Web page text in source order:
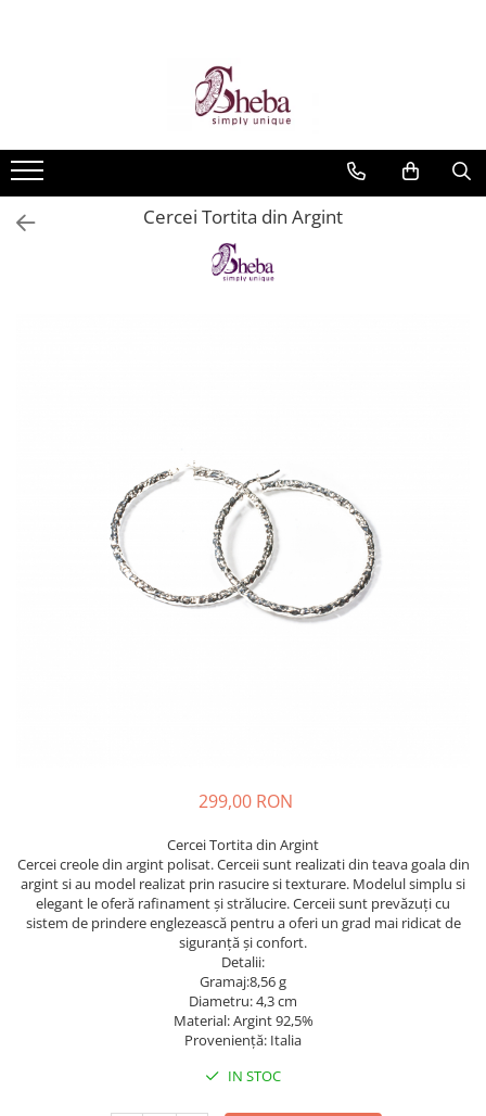
Cercei Tortita din Argint
299,00 RON
Cercei Tortita din Argint
Cercei creole din argint polisat. Cerceii sunt realizati din teava goala din
argint si au model realizat prin rasucire si texturare. Modelul simplu si
elegant le oferă rafinament și strălucire. Cerceii sunt prevăzuți cu
sistem de prindere englezească pentru a oferi un grad mai ridicat de
siguranță și confort.
Detalii:
Gramaj:8,56 g
Diametru: 4,3 cm
Material: Argint 92,5%
Provenienţă: Italia
IN STOC